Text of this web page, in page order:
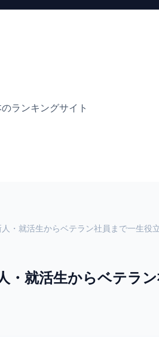
ランキングサイト
・就活生からベテラン社員まで一生役
・就活生からベテラ